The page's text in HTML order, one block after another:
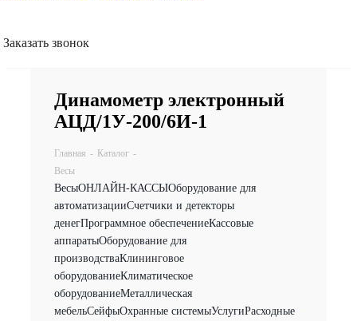
Заказать звонок
Динамометр электронный
АЦД/1У-200/6И-1
Главная - Каталог -
Весы
ВесыОНЛАЙН-КАССЫОборудование для
автоматизацииСчетчики и детекторы
денегПрограммное обеспечениеКассовые
аппаратыОборудование для
производстваКлининговое
оборудованиеКлиматическое
оборудованиеМеталлическая
мебельСейфыОхранные системыУслугиРасходные